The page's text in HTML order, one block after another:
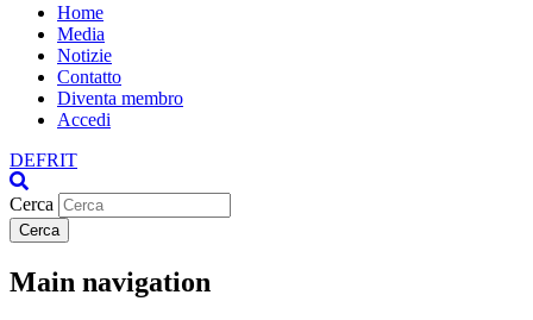
Home
Media
Notizie
Contatto
Diventa membro
Accedi
DEFRIT
Cerca
Cerca
Main navigation